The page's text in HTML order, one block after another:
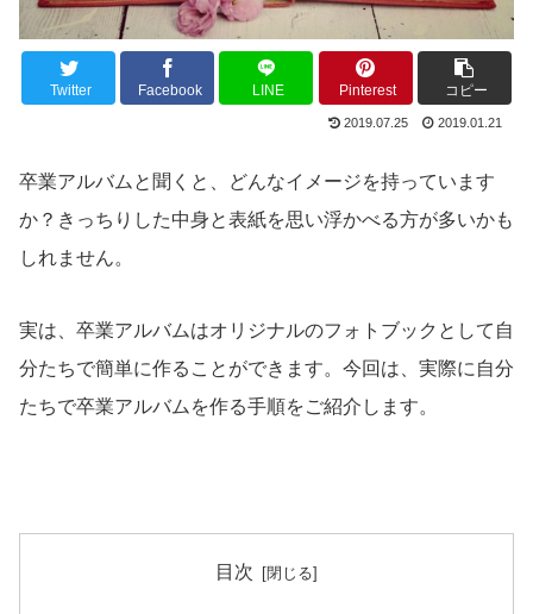
Twitter Facebook LINE Pinterest コピー
2019.07.25 2019.01.21
卒業アルバムと聞くと、どんなイメージを持っています
か？きっちりした中身と表紙を思い浮かべる方が多いかも
しれません。
実は、卒業アルバムはオリジナルのフォトブックとして自
分たちで簡単に作ることができます。今回は、実際に自分
たちで卒業アルバムを作る手順をご紹介します。
目次